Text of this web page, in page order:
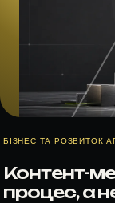
БІЗНЕС ТА РОЗВИТОК
Контент-
процес, а